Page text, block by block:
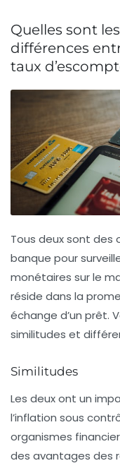
Quelles sont
différences
taux
Tous deux sont des
banque pour
monétaires sur le
réside dans la
échange d’un prêt.
similitudes et
Similitudes
Les deux ont un
l’inflation sous
organismes
des avantages des